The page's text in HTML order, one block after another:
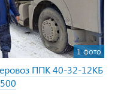
1 фото
ППК 40-32-12КБ